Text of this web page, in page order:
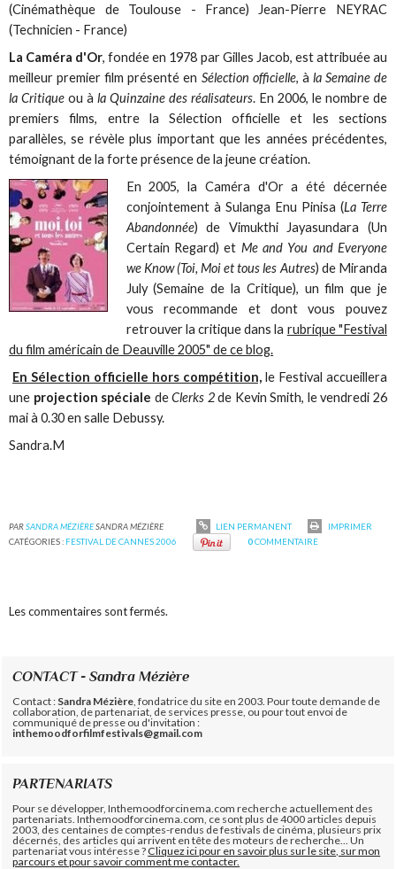
(Cinémathèque de Toulouse - France) Jean-Pierre NEYRAC
(Technicien - France)
La Caméra d'Or, fondée en 1978 par Gilles Jacob, est attribuée au
meilleur premier film présenté en Sélection officielle, à la Semaine de
la Critique ou àla Quinzaine des réalisateurs. En 2006, le nombre de
premiers films, entre la Sélection officielle et les sections
parallèles, se révèle plus important que les années précédentes,
témoignant de la forte présence de la jeune création.
En 2005, la Caméra d'Or a été décernée
conjointement à Sulanga Enu Pinisa (La Terre
Abandonnée) de Vimukthi Jayasundara (Un
Certain Regard) et Me and You and Everyone
we Know (Toi, Moi et tous les Autres) de Miranda
July (Semaine de la Critique), un film que je
vous recommande et dont vous pouvez
retrouver la critique dans la rubrique "Festival
du film américain de Deauville 2005" de ce blog.
En Sélection officielle hors compétition,le Festival accueillera
une projection spéciale deClerks 2de Kevin Smith, le vendredi 26
mai à 0.30 en salle Debussy.
Sandra.M
PARSANDRA MÉZIÈRESANDRA MÉZIÈRE LIEN PERMANENT
IMPRIMER
CATÉGORIES : FESTIVAL DE CANNES 2006 0COMMENTAIRE
Les commentaires sont fermés.
CONTACT - Sandra Mézière
Contact : Sandra Mézière , fondatrice du site en 2003. Pour toute demande de
collaboration, de partenariat, de services presse, ou pour tout envoi de
communiqué de presse ou d'invitation :
inthemoodforfilmfestivals@gmail.com
PARTENARIATS
Pour se développer, Inthemoodforcinema.com recherche actuellement des
partenariats. Inthemoodforcinema.com, ce sont plus de 4000 articles depuis
2003, des centaines de comptes-rendus de festivals de cinéma, plusieurs prix
décernés, des articles qui arrivent en tête des moteurs de recherche... Un
partenariat vous intéresse ?Cliquez ici pour en savoir plus sur le site, sur mon
parcours et pour savoir comment me contacter.